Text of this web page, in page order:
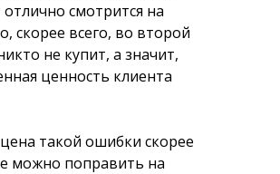
смотрится на
скорее всего, во второй
не купит, а значит,
ценность клиента
такой ошибки скорее
можно поправить на